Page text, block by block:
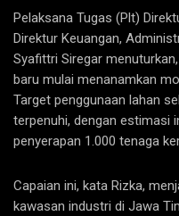
Pelaksana Tugas (Plt)
Direktur Keuangan,
Syafittri Siregar
baru mulai menanamkan
Target penggunaan lahan
terpenuhi, dengan estimasi
penyerapan 1.000 tenaga
Capaian ini, kata Rizka,
kawasan industri di Jawa